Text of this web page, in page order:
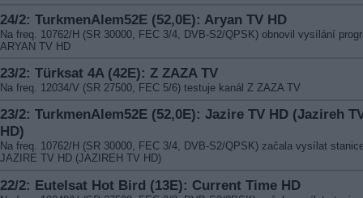
24/2: TurkmenAlem52E (52,0E): Aryan TV HD
Na freq. 10762/H (SR 30000, FEC 3/4, DVB-S2/QPSK) obnovil vysílání
ARYAN TV HD
23/2: Türksat 4A (42E): Z ZAZA TV
Na freq. 12034/V (SR 27500, FEC 5/6) testuje kanál Z ZAZA TV
23/2: TurkmenAlem52E (52,0E): Jazire TV HD (Jazireh
HD)
Na freq. 10762/H (SR 30000, FEC 3/4, DVB-S2/QPSK) začala vysílat
JAZIRE TV HD (JAZIREH TV HD)
22/2: Eutelsat Hot Bird (13E): Current Time HD